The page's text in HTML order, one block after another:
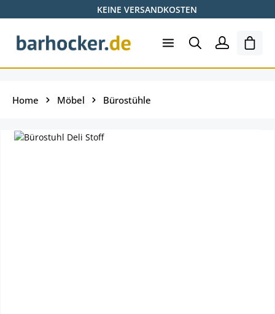
Zum Hauptinhalt springenKEINE VERSANDKOSTEN
Home Möbel Bürostühle